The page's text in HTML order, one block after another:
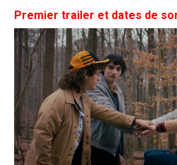
Premier trailer et dates de